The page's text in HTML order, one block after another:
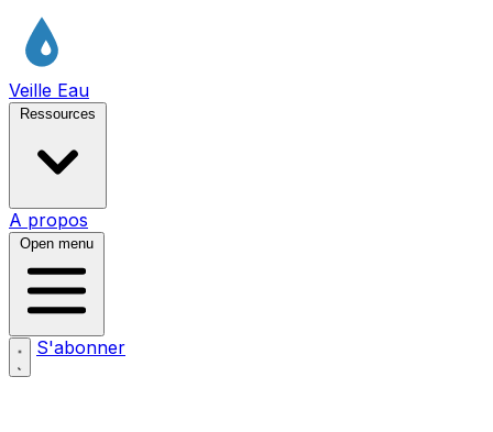
Veille Eau
Ressources
A propos
Open menu
S'abonner